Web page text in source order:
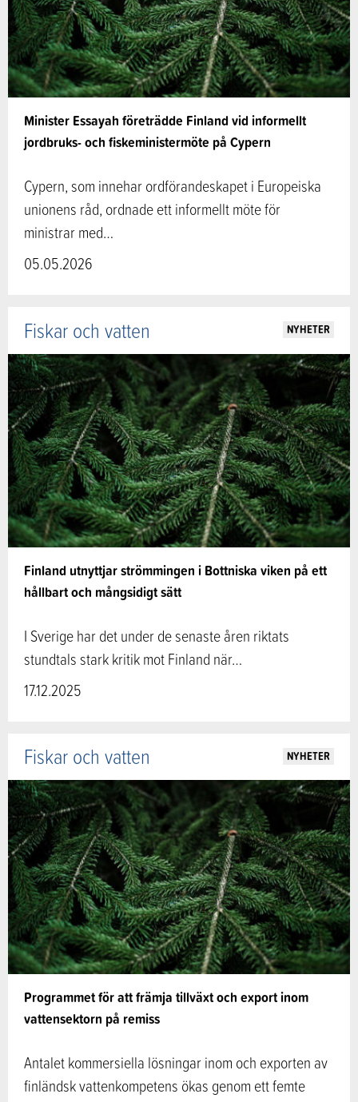
Minister Essayah företrädde Finland vid informellt
jordbruks- och fiskeministermöte på Cypern
Cypern, som innehar ordförandeskapet i Europeiska
unionens råd, ordnade ett informellt möte för
ministrar med…
05.05.2026
Finland utnyttjar strömmingen i Bottniska viken på ett
hållbart och mångsidigt sätt
Fiskar och vatten NYHETER
I Sverige har det under de senaste åren riktats
stundtals stark kritik mot Finland när…
17.12.2025
Programmet för att främja tillväxt och export inom
vattensektorn på remiss
Fiskar och vatten NYHETER
Antalet kommersiella lösningar inom och exporten av
finländsk vattenkompetens ökas genom ett femte